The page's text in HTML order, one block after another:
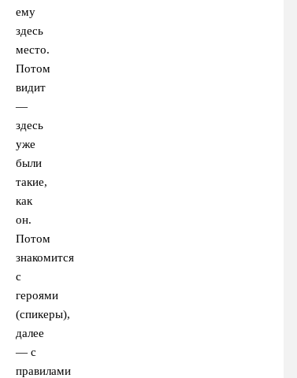
ему
здесь
место.
Потом
видит
—
здесь
уже
были
такие,
как
он.
Потом
знакомится
с
героями
(спикеры),
далее
— с
правилами